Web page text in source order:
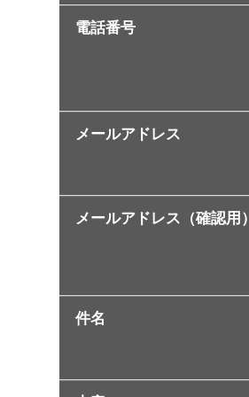
電話番号
メールアドレス
メールアドレス（確認用）
件名